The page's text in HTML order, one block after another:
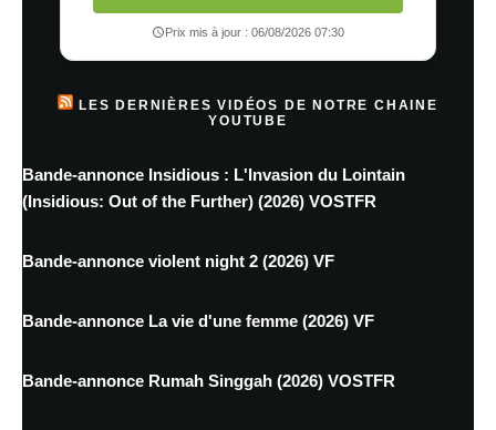
Prix mis à jour : 06/08/2026 07:30
LES DERNIÈRES VIDÉOS DE NOTRE CHAINE
YOUTUBE
Bande-annonce Insidious : L'Invasion du Lointain
(Insidious: Out of the Further) (2026) VOSTFR
Bande-annonce violent night 2 (2026) VF
Bande-annonce La vie d'une femme (2026) VF
Bande-annonce Rumah Singgah (2026) VOSTFR